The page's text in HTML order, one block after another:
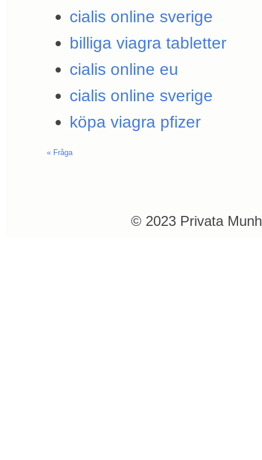
cialis online sverige
billiga viagra tabletter
cialis online eu
cialis online sverige
köpa viagra pfizer
« Fråga
© 2023 Privata